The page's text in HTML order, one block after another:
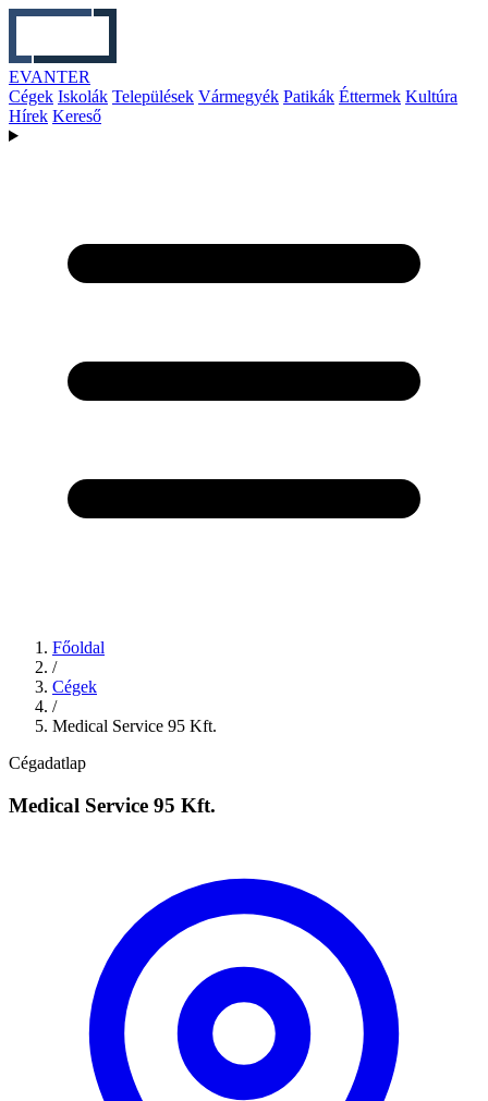
EVANTER
Cégek Iskolák Települések Vármegyék Patikák Éttermek Kultúra
Hírek Kereső
Főoldal
/
Cégek
/
Medical Service 95 Kft.
Cégadatlap
Medical Service 95 Kft.